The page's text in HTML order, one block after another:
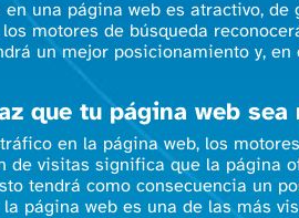
una página web es atractivo, de
motores de búsqueda
un mejor posicionamiento y, en
que tu página web sea
en la página web, los
de visitas significa que la página
tendrá como consecuencia un
página web es una de las más